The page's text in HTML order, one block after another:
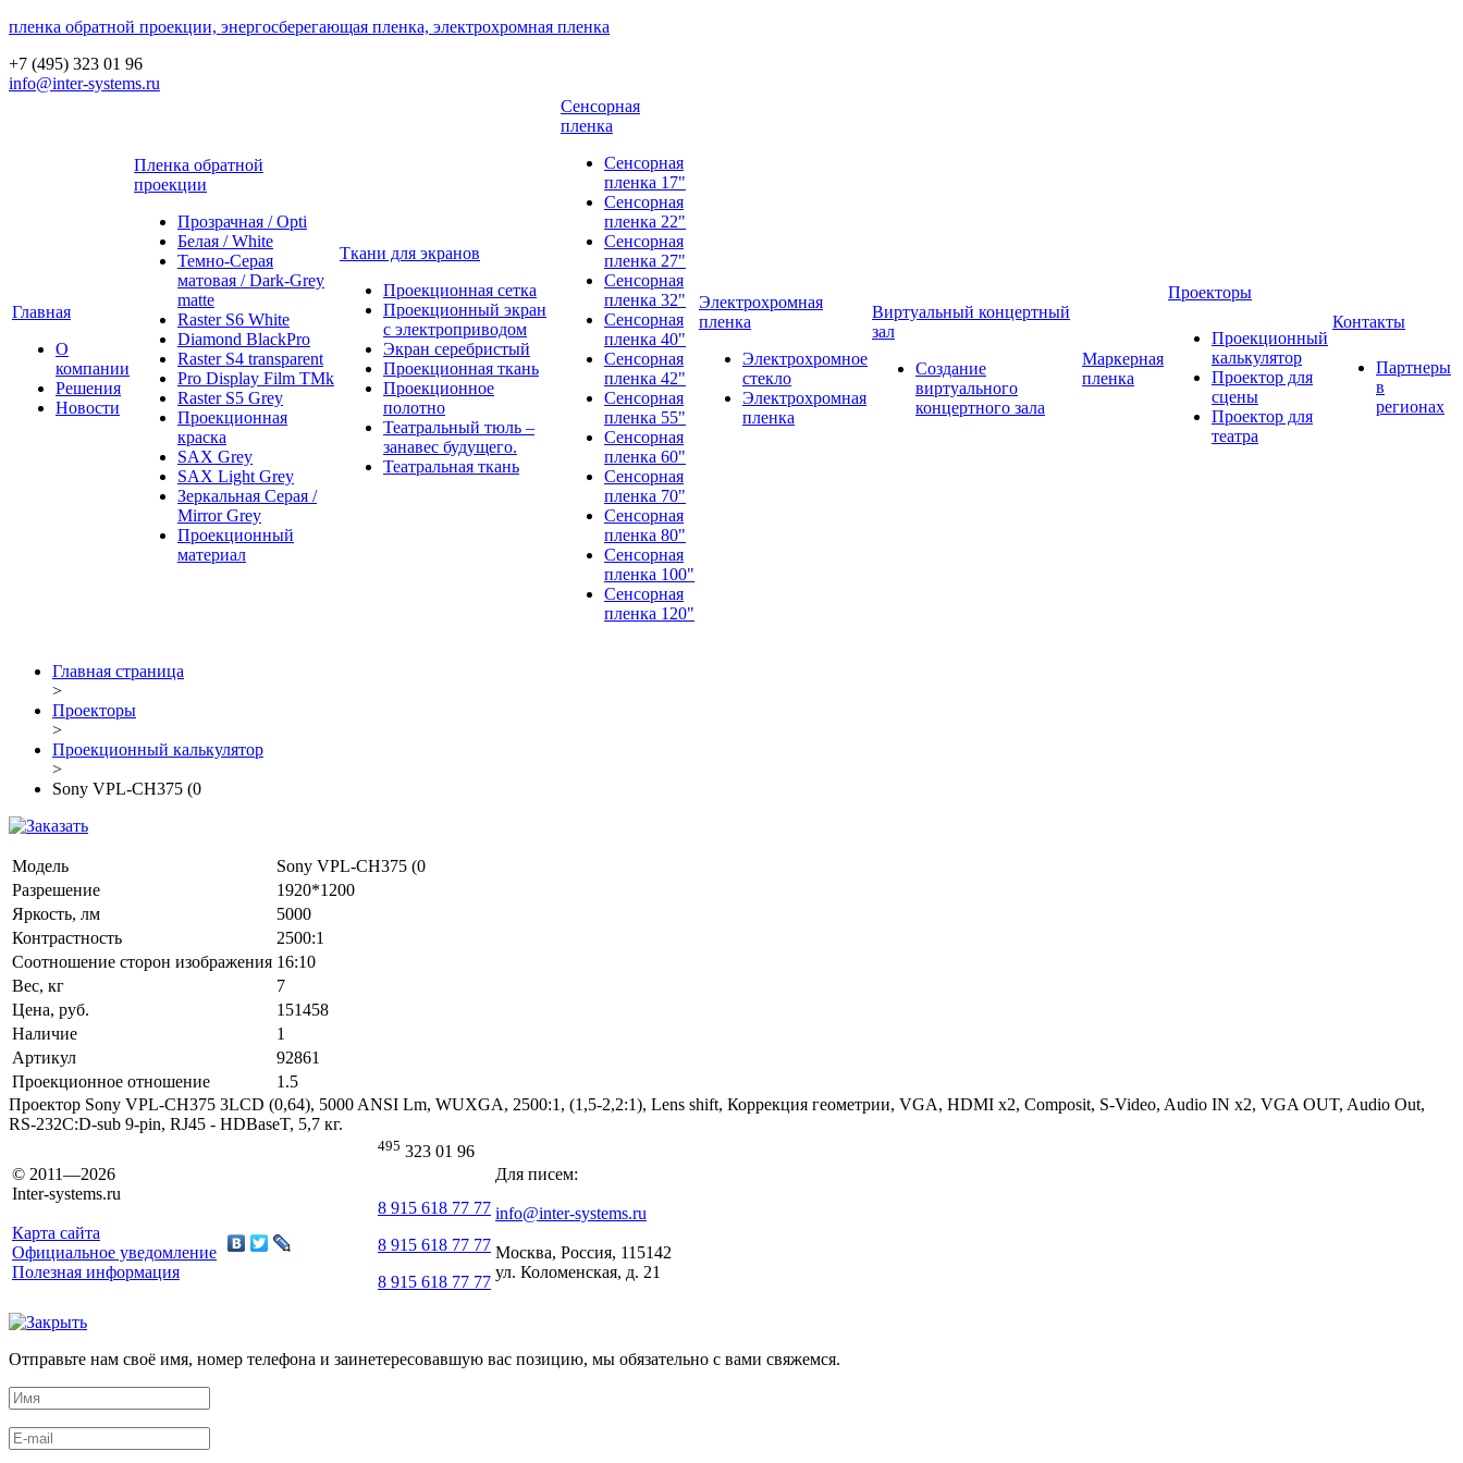
пленка обратной проекции, энергосберегающая пленка, электрохромная пленка
+7 (495) 323 01 96
info@inter-systems.ru
Главная
О
компании
Решения
Новости
Пленка обратной
проекции
Прозрачная / Opti
Белая / White
Темно-Серая
матовая / Dark-Grey
matte
Raster S6 White
Diamond BlackPro
Raster S4 transparent
Pro Display Film ТМk
Raster S5 Grey
Проекционная
краска
SAX Grey
SAX Light Grey
Зеркальная Серая /
Mirror Grey
Проекционный
материал
Ткани для экранов
Проекционная сетка
Проекционный экран
с электроприводом
Экран серебристый
Проекционная ткань
Проекционное
полотно
Театральный тюль –
занавес будущего.
Театральная ткань
Сенсорная
пленка
Сенсорная
пленка 17"
Сенсорная
пленка 22"
Сенсорная
пленка 27"
Сенсорная
пленка 32"
Сенсорная
пленка 40"
Сенсорная
пленка 42"
Сенсорная
пленка 55"
Сенсорная
пленка 60"
Сенсорная
пленка 70"
Сенсорная
пленка 80"
Сенсорная
пленка 100"
Сенсорная
пленка 120"
Электрохромная
пленка
Электрохромное
стекло
Электрохромная
пленка
Виртуальный концертный
зал
Создание
виртуального
концертного зала
Маркерная
пленка
Проекторы
Проекционный
калькулятор
Проектор для
сцены
Проектор для
театра
Контакты
Партнеры
в
регионах
Главная страница
>
Проекторы
>
Проекционный калькулятор
>
Sony VPL-CH375 (0
Модель
Sony VPL-CH375 (0
Разрешение
1920*1200
Яркость, лм
5000
Контрастность
2500:1
Соотношение сторон изображения 16:10
Вес, кг
7
Цена, руб.
151458
Наличие
1
Артикул
92861
Проекционное отношение
1.5
Проектор Sony VPL-CH375 3LCD (0,64), 5000 ANSI Lm, WUXGA, 2500:1, (1,5-2,2:1), Lens shift, Коррекция геометрии, VGA, HDMI x2, Composit, S-Video, Audio IN x2, VGA OUT, Audio Out,
RS-232C:D-sub 9-pin, RJ45 - HDBaseT, 5,7 кг.
© 2011—2026
Inter-systems.ru
Карта сайта
Официальное уведомление
Полезная информация
495 323 01 96
8 915 618 77 77
8 915 618 77 77
8 915 618 77 77
Для писем:
info@inter-systems.ru
Москва, Россия, 115142
ул. Коломенская, д. 21
Отправьте нам своё имя, номер телефона и заинетересовавшую вас позицию, мы обязательно с вами свяжемся.